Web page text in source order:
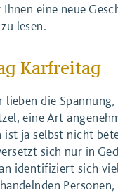
eine neue
lesen.
Karfreitag
lieben die Spannung,
eine Art
ist ja selbst nicht
sich nur in
identifiziert sich
Personen,